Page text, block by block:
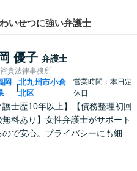
いせつに強い弁護士
優子 弁護士
貴法律事務所
岡
|
北九州市小倉
北区
営業時間：本日定
休日
護士歴10年以上】【債務整理初回
無料あり】女性弁護士がサポート
ので安心。プライバシーにも細心